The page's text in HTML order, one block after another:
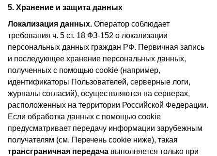
5. Хранение и защита данных
Локализация данных. Оператор соблюдает
требования ч. 5 ст. 18 ФЗ-152 о локализации
персональных данных граждан РФ. Первичная запись
и последующее хранение персональных данных,
полученных с помощью cookie (например,
идентификаторы Пользователей, серверные логи,
журналы согласий), осуществляются на серверах,
расположенных на территории Российской Федерации.
Если обработка данных с помощью cookie
предусматривает передачу информации зарубежным
получателям (см. Перечень cookie ниже), такая
трансграничная передача выполняется только при